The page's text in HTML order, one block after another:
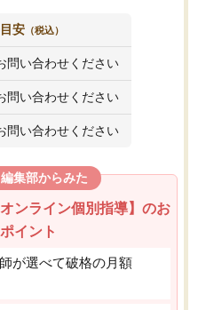
安 （税込）
問い合わせください
問い合わせください
問い合わせください
集部からみた
ンライン個別指導】のお
イント
が選べて破格の月額